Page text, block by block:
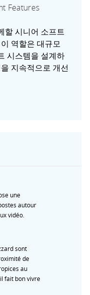
Features
할 시니어 소프트
역할은 대규모
시스템을 설계하
지속적으로 개선
une
autour
vidéo.
sont
de
au
fait bon vivre